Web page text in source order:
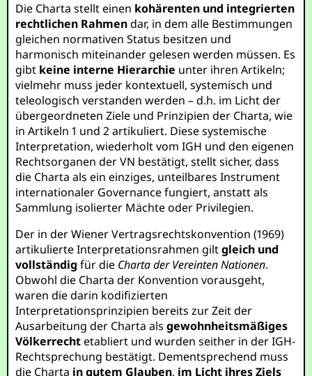
Die Charta stellt einen kohärenten und integrierten
rechtlichen Rahmendar, in dem alle Bestimmungen
gleichen normativen Status besitzen und
harmonisch miteinander gelesen werden müssen. Es
gibt keine interne Hierarchie unter ihren Artikeln;
vielmehr muss jeder kontextuell, systemisch und
teleologisch verstanden werden – d.h. im Licht der
übergeordneten Ziele und Prinzipien der Charta, wie
in Artikeln 1 und 2 artikuliert. Diese systemische
Interpretation, wiederholt vom IGH und den eigenen
Rechtsorganen der VN bestätigt, stellt sicher, dass
die Charta als ein einziges, unteilbares Instrument
internationaler Governance fungiert, anstatt als
Sammlung isolierter Mächte oder Privilegien.
Der in der Wiener Vertragsrechtskonvention (1969)
artikulierte Interpretationsrahmen giltgleich und
vollständig für die Charta der Vereinten Nationen.
Obwohl die Charta der Konvention vorausgeht,
waren die darin kodifizierten
Interpretationsprinzipien bereits zur Zeit der
Ausarbeitung der Charta alsgewohnheitsmäßiges
Völkerrechtetabliert und wurden seither in der IGH-
Rechtsprechung bestätigt. Dementsprechend muss
die Charta in gutem Glauben, im Licht ihres Ziels